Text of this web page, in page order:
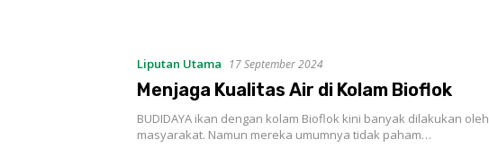
Liputan Utama 17 September 2024
Menjaga Kualitas Air di Kolam Bioflok
BUDIDAYA ikan dengan kolam Bioflok kini banyak dilakukan oleh
masyarakat. Namun mereka umumnya tidak paham…